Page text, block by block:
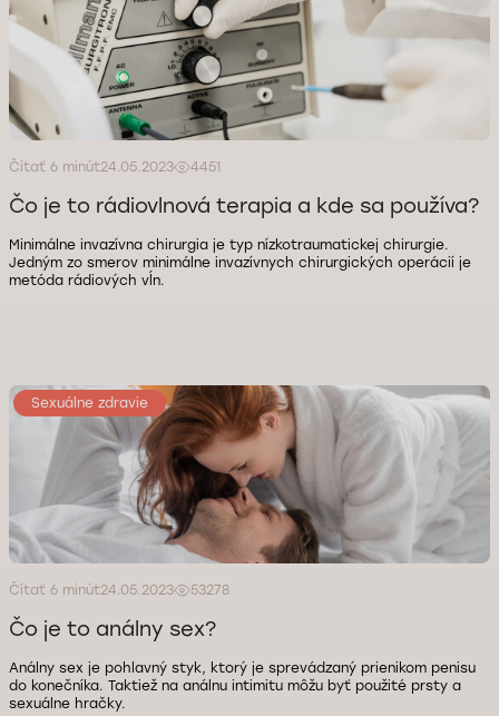
Čítať 6 minút24.05.2023 4451
Čo je to rádiovlnová terapia a kde sa používa?
Minimálne invazívna chirurgia je typ nízkotraumatickej chirurgie.
Jedným zo smerov minimálne invazívnych chirurgických operácií je
metóda rádiových vĺn.
Sexuálne zdravie
Čítať 6 minút24.05.2023 53278
Čo je to análny sex?
Análny sex je pohlavný styk, ktorý je sprevádzaný prienikom penisu
do konečníka. Taktiež na análnu intimitu môžu byť použité prsty a
sexuálne hračky.